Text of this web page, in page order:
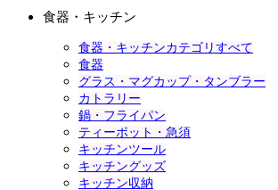
食器・キッチン
食器・キッチンカテゴリすべて
食器
グラス・マグカップ・タンブラー
カトラリー
鍋・フライパン
ティーポット・急須
キッチンツール
キッチングッズ
キッチン収納